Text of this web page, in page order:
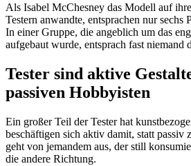
Als Isabel McChesney das Modell auf
Testern anwandte, entsprachen nur sechs
In einer Gruppe, die angeblich um das
aufgebaut wurde, entsprach fast niemand
Tester sind aktive
passiven Hobbyisten
Ein großer Teil der Tester hat
beschäftigen sich aktiv damit, statt passiv
geht von jemandem aus, der still
die andere Richtung.